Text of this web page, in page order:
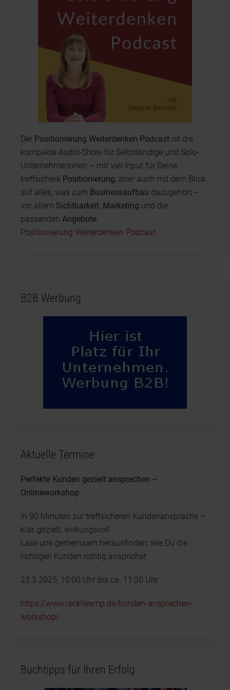
Der Positionierung Weiterdenken Podcast ist die
kompakte Audio-Show für Selbständige und Solo-
UnternehmerInnen – mit viel Input für Deine
treffsichere Positionierung, aber auch mit dem Blick
auf alles, was zum Businessaufbau dazugehört –
vor allem Sichtbarkeit, Marketing und die
passenden Angebote
Positionierung Weiterdenken Podcast
B2B Werbung
Aktuelle Termine
Perfekte Kunden gezielt ansprechen –
Onlineworkshop
In 90 Minuten zur treffsicheren Kundenansprache –
klar, gezielt, wirkungsvoll
Lass uns gemeinsam herausfinden, wie Du die
richtigen Kunden richtig ansprichst
23.3.2025, 10:00 Uhr bis ca. 11:30 Uhr
https://www.reckliesmp.de/kunden-ansprechen-
workshop/
Buchtipps für Ihren Erfolg